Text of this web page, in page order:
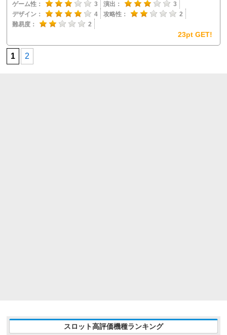
ゲーム性： 3 演出：
3
デザイン：
4 攻略性：
2
難易度：
2
23pt GET!
1 2
スロット高評価機種ランキング